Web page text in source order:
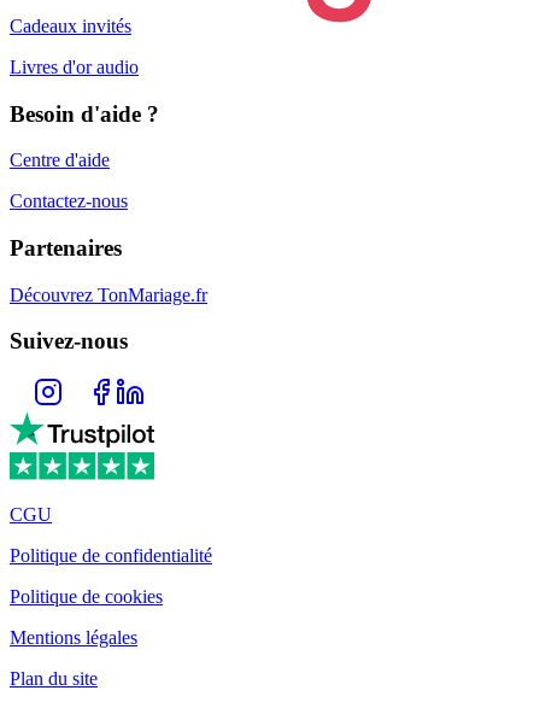
Cadeaux invités
Livres d'or audio
Besoin d'aide ?
Centre d'aide
Contactez-nous
Partenaires
Découvrez TonMariage.fr
Suivez-nous
CGU
Politique de confidentialité
Politique de cookies
Mentions légales
Plan du site